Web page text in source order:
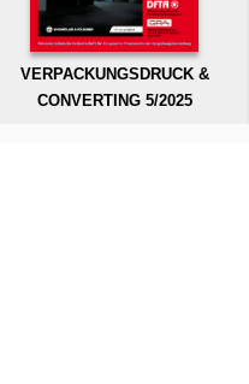
VERPACKUNGSDRUCK &
CONVERTING 5/2025